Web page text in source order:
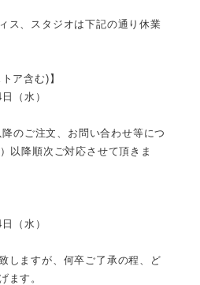
ス、スタジオは下記の通り休業
ア含む)】
（水）
のご注文、お問い合わせ等につ
以降順次ご対応させて頂きま
（水）
しますが、何卒ご了承の程、ど
ます。